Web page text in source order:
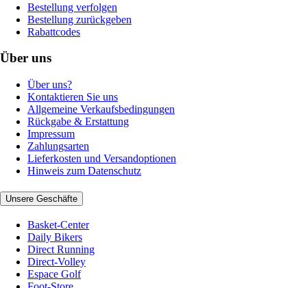
Bestellung verfolgen
Bestellung zurückgeben
Rabattcodes
Über uns
Über uns?
Kontaktieren Sie uns
Allgemeine Verkaufsbedingungen
Rückgabe & Erstattung
Impressum
Zahlungsarten
Lieferkosten und Versandoptionen
Hinweis zum Datenschutz
Unsere Geschäfte
Basket-Center
Daily Bikers
Direct Running
Direct-Volley
Espace Golf